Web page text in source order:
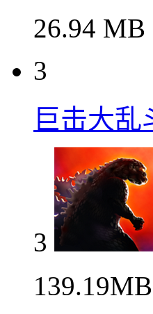
26.94 MB
3
巨击大
3
139.19MB